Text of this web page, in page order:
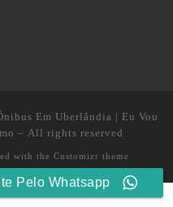
Em Uberlândia | Eu Vou
– All rights reserved
with the Customizr theme
Pelo Whatsapp